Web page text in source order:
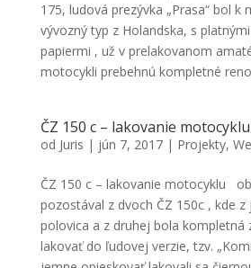
175, ludová prezývka „Prasa“ bol k
vývozný typ z Holandska, s
papiermi , už v prelakovanom
motocykli prebehnú kompletné
ČZ 150 c – lakovanie motocyklu
od Juris | jún 7, 2017| Projekty,
ČZ 150 c – lakovanie motocyklu
pozostával z dvoch ČZ 150c , kde z
polovica a z druhej bola kompletná
lakovať do ľudovej verzie, tzv.